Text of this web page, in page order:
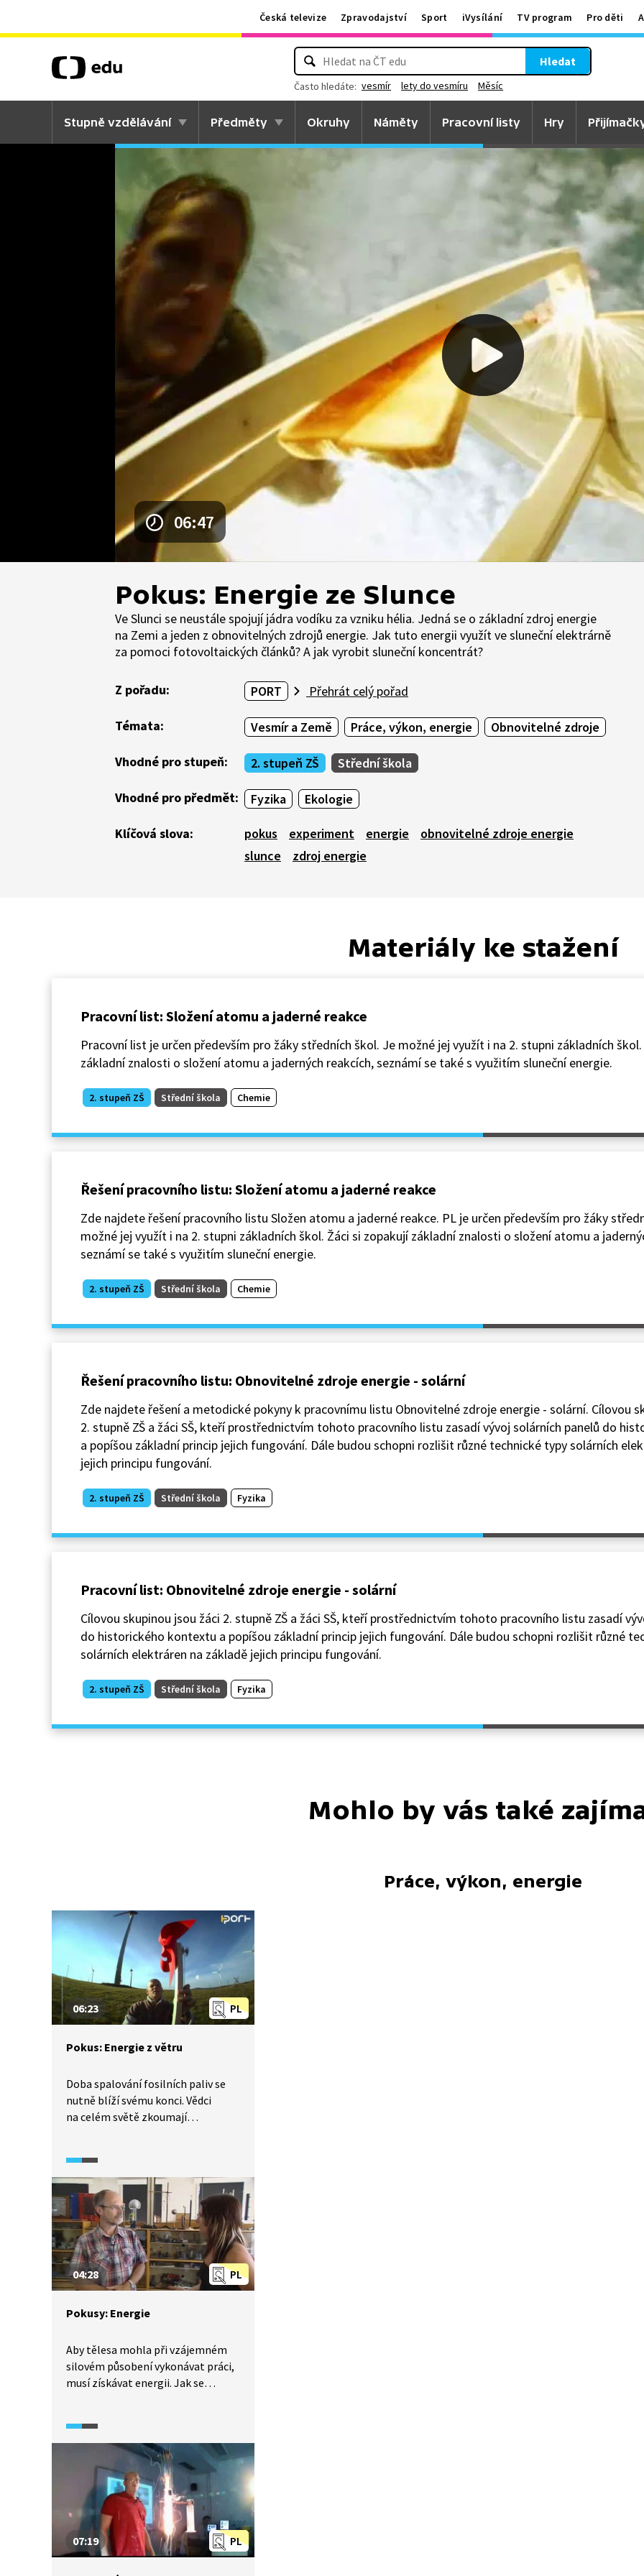
Česká televize Zpravodajství Sport iVysílání TV program Pro děti
Hledat
Často hledáte: vesmír lety do vesmíru Měsíc
Stupně vzdělávání Předměty Okruhy Náměty Pracovní listy Hry
06:47
Pokus: Energie ze Slunce
Ve Slunci se neustále spojují jádra vodíku za vzniku hélia. Jedná se o základní zdroj energie
na Zemi a jeden z obnovitelných zdrojů energie. Jak tuto energii využít ve sluneční elektrárně
za pomoci fotovoltaických článků? A jak vyrobit sluneční koncentrát?
Z pořadu: PORT Přehrát celý pořad
Témata: Vesmír a Země Práce, výkon, energie Obnovitelné zdroje
Vhodné pro stupeň: 2. stupeň ZŠ Střední škola
Vhodné pro předmět: Fyzika Ekologie
Klíčová slova: pokus experiment energie
obnovitelné zdroje energie
slunce
zdroj energie
Materiály ke stažení
Pracovní list: Složení atomu a jaderné reakce
Pracovní list je určen především pro žáky středních škol. Je možné jej využít i na 2. stupni základních
základní znalosti o složení atomu a jaderných reakcích, seznámí se také s využitím sluneční energie.
2. stupeň ZŠ Střední škola Chemie
Řešení pracovního listu: Složení atomu a jaderné reakce
Zde najdete řešení pracovního listu Složen atomu a jaderné reakce. PL je určen především pro žáky
možné jej využít i na 2. stupni základních škol. Žáci si zopakují základní znalosti o složení atomu a
seznámí se také s využitím sluneční energie.
2. stupeň ZŠ Střední škola Chemie
Řešení pracovního listu: Obnovitelné zdroje energie - solární
Zde najdete řešení a metodické pokyny k pracovnímu listu Obnovitelné zdroje energie - solární. Cílovou
2. stupně ZŠ a žáci SŠ, kteří prostřednictvím tohoto pracovního listu zasadí vývoj solárních panelů do
a popíšou základní princip jejich fungování. Dále budou schopni rozlišit různé technické typy solárních
jejich principu fungování.
2. stupeň ZŠ Střední škola Fyzika
Pracovní list: Obnovitelné zdroje energie - solární
Cílovou skupinou jsou žáci 2. stupně ZŠ a žáci SŠ, kteří prostřednictvím tohoto pracovního listu zasadí
do historického kontextu a popíšou základní princip jejich fungování. Dále budou schopni rozlišit různé
solárních elektráren na základě jejich principu fungování.
2. stupeň ZŠ Střední škola Fyzika
Mohlo by vás také
Práce, výkon, energie
PL
06:23
Pokus: Energie z větru
Doba spalování fosilních paliv se
nutně blíží svému konci. Vědci
na celém světě zkoumají
k životnímu prostředí. K takovým
zdrojům patří i vítr. Jak si vyrobit
vlastní větrník? A jak spočítat,
kolik energie vyrobí?
PL
04:28
Pokusy: Energie
Aby tělesa mohla při vzájemném
silovém působení vykonávat práci,
musí získávat energii. Jak se
polohovou energií? Práce je
způsob, jak tělesu předat
mechanickou energii, ale platí
to i naopak. Všude, kde je přírůstek
nebo úbytek mechanické energie,
tam se koná práce. Energie se
neztrácí, pouze se přeměňuje.
Například polohová energie se
PL
07:19